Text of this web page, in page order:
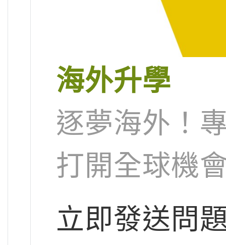
海外升學
逐夢海外！
打開全球機
立即發送問